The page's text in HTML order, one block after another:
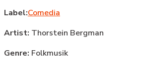
Label:Comedia
Artist: Thorstein Bergman
Genre: Folkmusik